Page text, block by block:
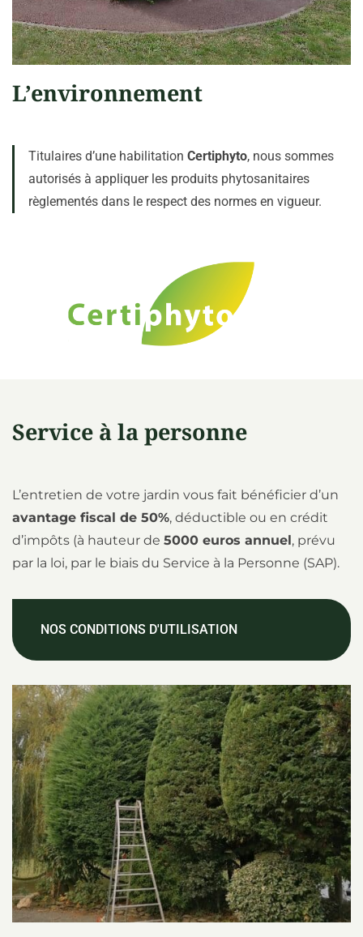
L’environnement
Titulaires d’une habilitation Certiphyto, nous sommes
autorisés à appliquer les produits phytosanitaires
règlementés dans le respect des normes en vigueur.
Service à la personne
L’entretien de votre jardin vous fait bénéficier d’un
avantage fiscal de 50%, déductible ou en crédit
d’impôts (à hauteur de 5000 euros annuel , prévu
par la loi, par le biais du Service à la Personne (SAP).
NOS CONDITIONS D'UTILISATION